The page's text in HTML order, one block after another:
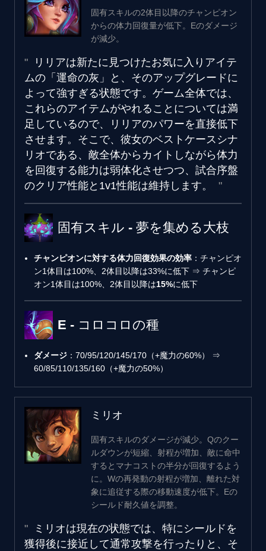
固有スキルの2体目以降のチャンピオン
からの体力回復量が低下。Eのダメージ
が減少。
リリアは新たに見つけたお気に入りアイテ
ムの「運命の灰」と、そのアップグレードに
よって強すぎる状態です。ゲーム全体では、
これらのアイテムがやれることについては満
足しているので、リリアのパワーを直接低下
させます。そこで、彼女のベストケースシナ
リオである、敵全体からカイトしながら体力
を回復する能力は弱体化させつつ、試合序盤
のクリア性能と1v1性能は維持します。
固有スキル - 夢を集める大枝
チャンピオンに対する体力回復効果の効率 ：チャンピオ
ン1体目は100%、2体目以降は33%に低下 ⇒ チャンピ
オン1体目は100%、2体目以降は15%に低下
E - コロコロの種
ダメージ ：70/95/120/145/170（+魔力の60%） ⇒
60/85/110/135/160（+魔力の50%）
ミリオ
固有スキルのダメージが減少。Qのクー
ルダウンが短縮、射程が増加、敵に命中
するとマナコストの半分が回復するよう
に。Wの再発動の射程が増加、離れた対
象に追従する際の移動速度が低下。Eの
シールド耐久値を調整。
ミリオは現在の状態では、特にシールドを
獲得後に接近して通常攻撃を行ったりと、そ